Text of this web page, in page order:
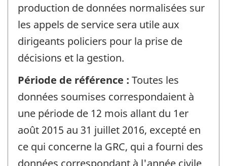
production de données normalisées sur
les appels de service sera utile aux
dirigeants policiers pour la prise de
décisions et la gestion.
Période de référence : Toutes les
données soumises correspondaient à
une période de 12 mois allant du 1er
août 2015 au 31 juillet 2016, excepté en
ce qui concerne la GRC, qui a fourni des
données correspondant à l'année civile